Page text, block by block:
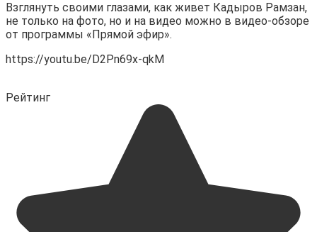
Взглянуть своими глазами, как живет Кадыров Рамзан,
не только на фото, но и на видео можно в видео-обзоре
от программы «Прямой эфир».
https://youtu.be/D2Pn69x-qkM
Рейтинг